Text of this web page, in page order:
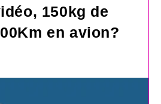
150kg de
en avion?